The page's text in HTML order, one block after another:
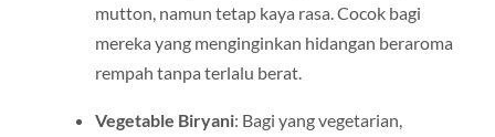
mutton, namun tetap kaya rasa. Cocok bagi
mereka yang menginginkan hidangan beraroma
rempah tanpa terlalu berat.
Vegetable Biryani: Bagi yang vegetarian,